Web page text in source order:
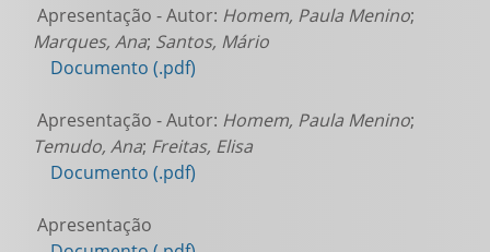
Apresentação - Autor: Homem, Paula Menino;
Marques, Ana; Santos, Mário
Documento (.pdf)
Apresentação - Autor: Homem, Paula Menino;
Temudo, Ana; Freitas, Elisa
Documento (.pdf)
Apresentação